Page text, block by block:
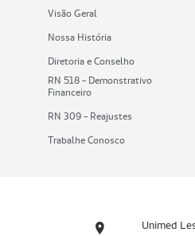
Visão Geral
Nossa História
Diretoria e Conselho
RN 518 - Demonstrativo
Financeiro
RN 309 - Reajustes
Trabalhe Conosco
Unimed